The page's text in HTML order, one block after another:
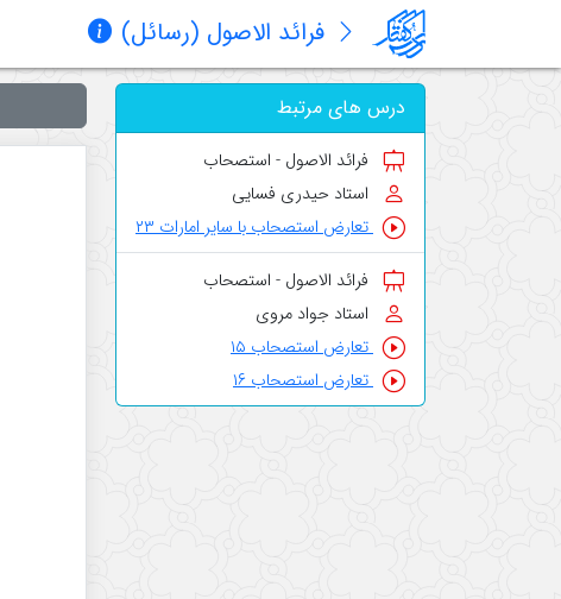
فرائد الاصول (رسائل)
درس های مرتبط
فرائد الاصول - استصحاب
استاد حیدری فسایی
تعارض استصحاب با سایر امارات ۲۳
فرائد الاصول - استصحاب
استاد جواد مروی
تعارض استصحاب ۱۵
تعارض استصحاب ۱۶